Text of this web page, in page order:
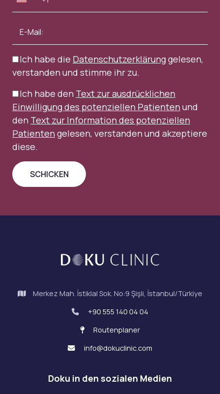
Ich habe die Datenschutzerklärunggelesen,
verstanden und stimme ihr zu.
Ich habe den Text zur ausdrücklichen
Einwilligung des potenziellen Patienten und
den Text zur Information des potenziellen
Patienten gelesen, verstanden und akzeptiere
diese.
Merkez Mah. İstiklal Sok. No:9 Şişli, İstanbul/Türkiye
+90 555 140 04 04
Routenplaner
info@dokuclinic.com
Doku in den sozialen Medien